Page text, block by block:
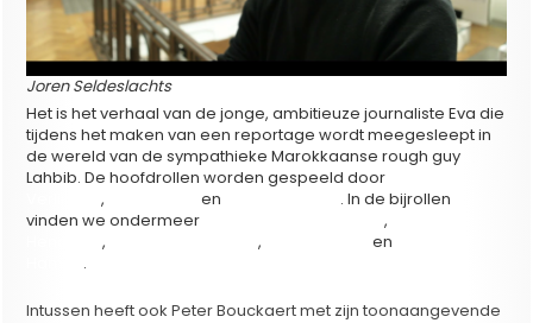
Joren Seldeslachts
Het is het verhaal van de jonge, ambitieuze journaliste Eva die
tijdens het maken van een reportage wordt meegesleept in
de wereld van de sympathieke Marokkaanse rough guy
Lahbib. De hoofdrollen worden gespeeld door
Verlinden, en
. In de bijrollen
vinden we ondermeer
Geert Van Rampelberg,
Hendrickx, Joren Seldeslachts, en
.
Intussen heeft ook Peter Bouckaert met zijn toonaangevende